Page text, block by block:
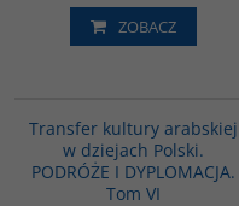
ZOBACZ
Transfer kultury arabskiej
w dziejach Polski.
PODRÓŻE I DYPLOMACJA.
Tom VI